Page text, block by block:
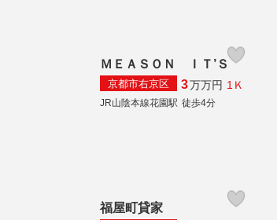
ＭＥＡＳＯＮ ＩＴ’Ｓ
京都市右京区 3万万円 1Ｋ
JR山陰本線花園駅 徒歩4分
福屋町貸家